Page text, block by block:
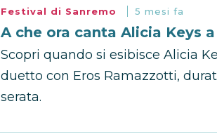
Festival di Sanremo 5 mesi fa
A che ora canta Alicia Keys
Scopri quando si esibisce Alicia
duetto con Eros Ramazzotti,
serata.